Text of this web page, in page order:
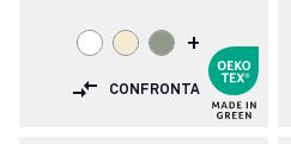
+
CONFRONTA